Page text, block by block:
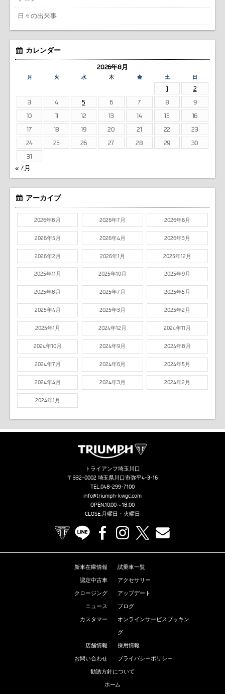
日々の出来事
カレンダー
2026年8月
月 火 水 木 金 土 日
1
2
3
4 5 6 7 8
9
10
11 12 13 14 15
16
17
18 19 20 21 22
23
24
25 26 27 28 29
30
31
« 7月
アーカイブ
2026年8月 2026年7月 2026年6月
2026年5月 2026年4月 2026年3月
2026年2月 2026年1月 2025年12月
2025年11月 2025年10月 2025年9月
2025年8月 2025年7月 2025年5月
2025年4月 2025年3月 2025年2月
2025年1月 2024年12月 2024年11月
2024年10月 2024年9月 2024年8月
2024年7月 2024年6月 2024年5月
2024年4月 2024年3月 2024年2月
2024年1月
トライアンフ埼玉川口
〒332-0002 埼玉県川口市弥平4-3-16
TEL.048-299-7100
info@triumph-kwgc.com
OPEN.10:00～18:00
CLOSE.月曜日・火曜日
TRIUMPH OFFICIAL SITE
LINE FacebookInstagram
新車在庫情報
試乗車一覧
認定中古車
アクセサリー
クロージング
アップデート
ニュース
ブログ
カスタマー
オンラインサービスブッキン
グ
店舗情報
採用情報
お問い合わせ
プライバシーポリシー
勧誘方針について
ホーム